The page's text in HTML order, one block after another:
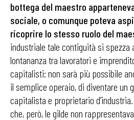
bottega del maestro
sociale, o comunque poteva
ricoprire lo stesso ruolo del
industriale tale contiguità si spezza
lontananza tra lavoratori e
capitalisti: non sarà più possibile
il semplice operaio, di diventare un
capitalista e proprietario
che, però, le gilde non